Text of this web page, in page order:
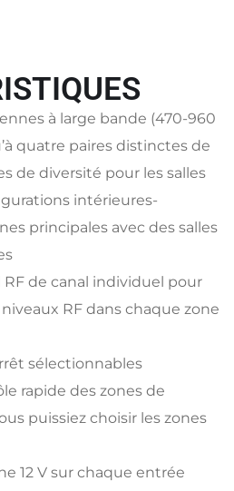
à large bande (470-960
quatre paires distinctes de
de diversité pour les salles
intérieures-
principales avec des salles
de canal individuel pour
RF dans chaque zone
sélectionnables
rapide des zones de
puissiez choisir les zones
12 V sur chaque entrée